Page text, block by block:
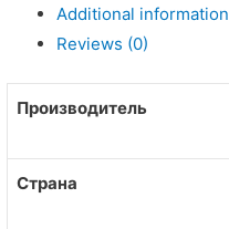
ОтправитьAdditional information
Reviews (0)
Производитель
Страна